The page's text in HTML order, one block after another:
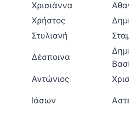
Χρισιάννα
Χρήστος
Στυλιανή
Δέσποινα
Αντώνιος
Ιάσων